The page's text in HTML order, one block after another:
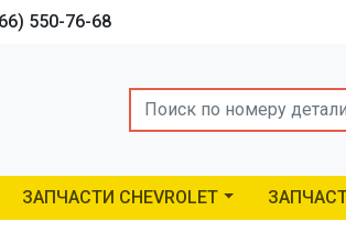
550-76-68
Search
ЗАПЧАСТИ CHEVROLET